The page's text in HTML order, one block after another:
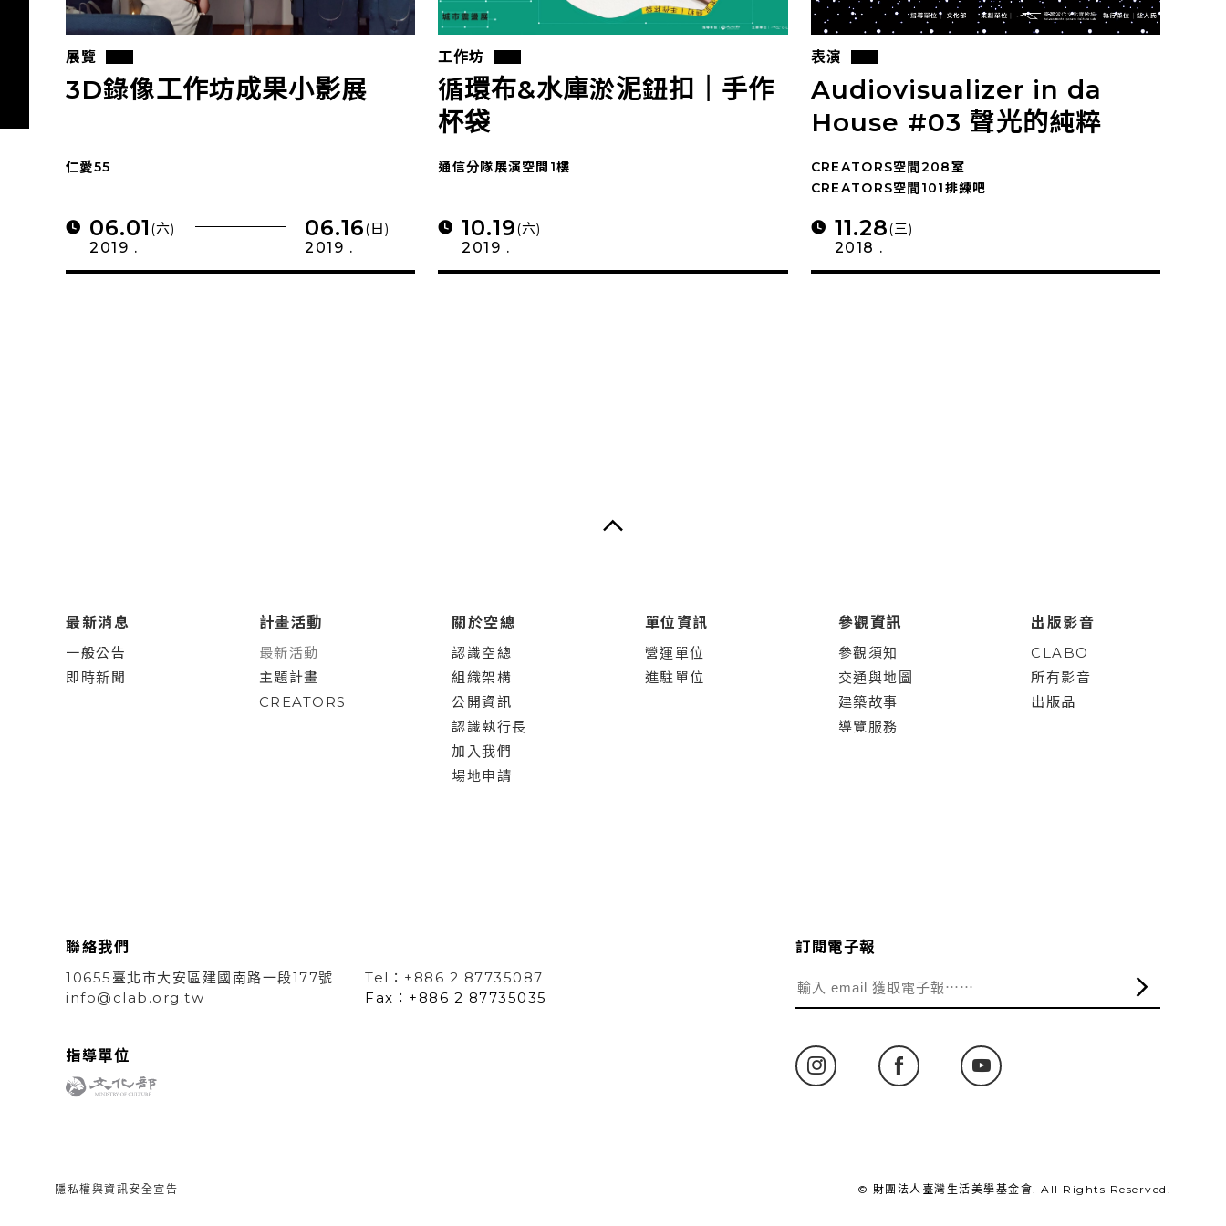
展覽
3D錄像工作坊成果小影展
仁愛55
06.01 (六)
2019 .
06.16(日)
2019 .
工作坊
循環布&水庫淤泥鈕扣｜手作
杯袋
通信分隊展演空間1樓
10.19(六)
2019 .
表演
Audiovisualizer in da
House #03 聲光的純粹
CREATORS空間208室
CREATORS空間101排練吧
11.28(三)
2018 .
最新消息
一般公告
即時新聞
計畫活動
最新活動
主題計畫
CREATORS
關於空總
認識空總
組織架構
公開資訊
認識執行長
加入我們
場地申請
單位資訊
營運單位
進駐單位
參觀資訊
參觀須知
交通與地圖
建築故事
導覽服務
出版影音
CLABO
所有影音
出版品
聯絡我們
10655臺北市大安區建國南路一段177號
Tel：+886 2 87735087
info@clab.org.tw
Fax：+886 2 87735035
訂閱電子報
指導單位
隱私權與資訊安全宣告 © 財團法人臺灣生活美學基金會. All Rights Reserved.